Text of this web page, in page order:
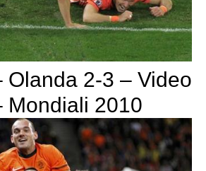
Olanda 2-3 – Video
Mondiali 2010